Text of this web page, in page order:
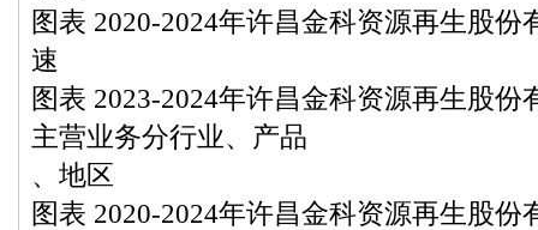
图表 2020-2024年许昌金科资源再生股份
速
图表 2023-2024年许昌金科资源再生股份
主营业务分行业、产品
、地区
图表 2020-2024年许昌金科资源再生股份